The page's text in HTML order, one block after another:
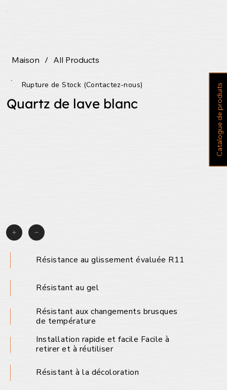
Maison / All Products
Résistance au glissement évaluée R11
Résistant au gel
Résistant aux changements brusques
de température
Installation rapide et facile Facile à
retirer et à réutiliser
Résistant à la décoloration
Rupture de Stock (Contactez-nous)
Quartz de lave blanc C
a
t
a
l
o
g
u
e
d
e
p
r
o
d
u
i
t